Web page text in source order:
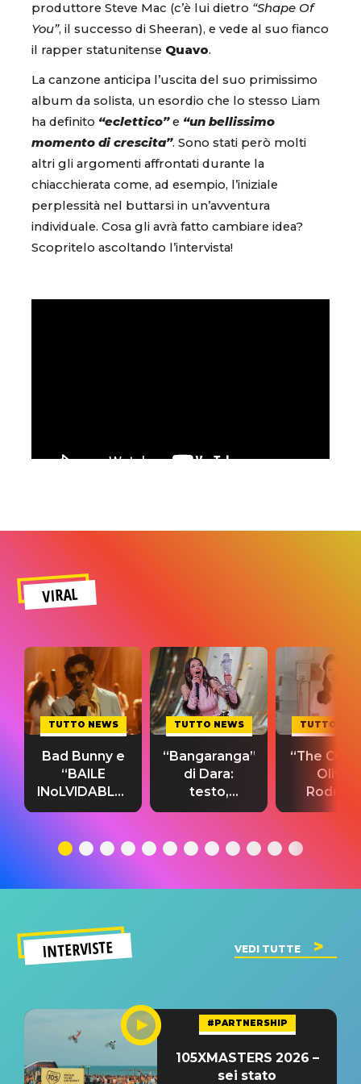
produttore Steve Mac (c’è lui dietro “Shape Of
You”, il successo di Sheeran), e vede al suo fianco
il rapper statunitense Quavo.
La canzone anticipa l’uscita del suo primissimo
album da solista, un esordio che lo stesso Liam
ha definito “eclettico”e “un bellissimo
momento di crescita”. Sono stati però molti
altri gli argomenti affrontati durante la
chiacchierata come, ad esempio, l’iniziale
perplessità nel buttarsi in un’avventura
individuale. Cosa gli avrà fatto cambiare idea?
Scopritelo ascoltando l’intervista!
VIRAL
TUTTO NEWS
Bad Bunny e
“BAILE
INoLVIDABLE”:
testo,
significato
TUTTO NEWS
“Bangaranga”
di Dara:
testo,
traduzione e
del singolo
TUTTO
“The
Olivia
testo,
INTERVISTE VEDI TUTTE
#PARTNERSHIP
105XMASTERS 2026 –
sei stato